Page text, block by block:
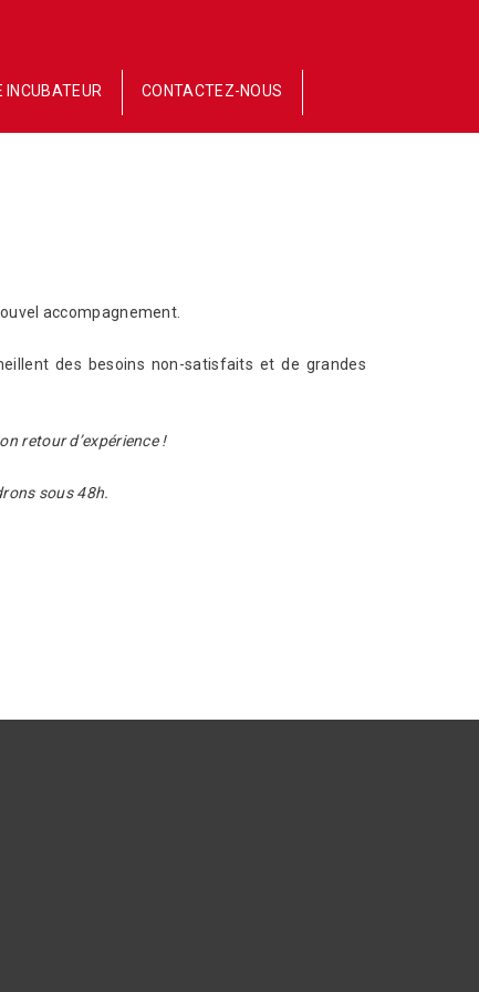
INCUBATEUR CONTACTEZ-NOUS
accompagnement.
des besoins non-satisfaits et de grandes
retour d’expérience !
sous 48h.